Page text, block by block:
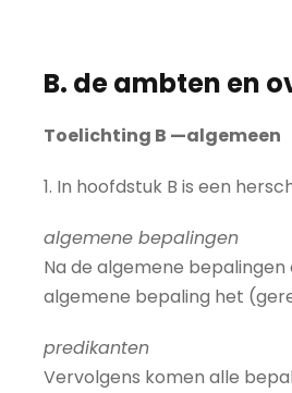
B. de ambten en
Toelichting B —algemeen
1. In hoofdstuk B is een
algemene bepalingen
Na de algemene
algemene bepaling het
predikanten
Vervolgens komen alle